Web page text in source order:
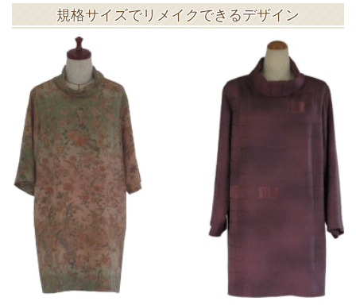
規格サイズでリメイクできるデザイン